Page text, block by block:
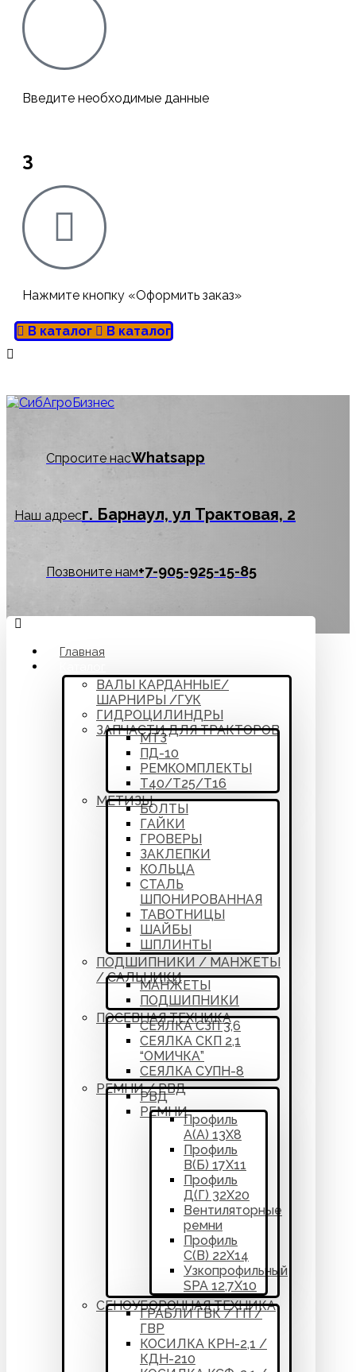
Введите необходимые данные
3
Нажмите кнопку «Оформить заказ»
В каталог В каталог
Спросите насWhatsapp
Наш адресг. Барнаул, ул Трактовая, 2
Позвоните нам‪+7-905-925-15-85
Главная
ВАЛЫ КАРДАННЫЕ/
ШАРНИРЫ /ГУК
ГИДРОЦИЛИНДРЫ
ЗАПЧАСТИ ДЛЯ ТРАКТОРОВ
МТЗ
ПД-10
РЕМКОМПЛЕКТЫ
Т40/Т25/Т16
МЕТИЗЫ
БОЛТЫ
ГАЙКИ
ГРОВЕРЫ
ЗАКЛЕПКИ
КОЛЬЦА
СТАЛЬ
ШПОНИРОВАННАЯ
ТАВОТНИЦЫ
ШАЙБЫ
ШПЛИНТЫ
ПОДШИПНИКИ / МАНЖЕТЫ
/ САЛЬНИКИ
МАНЖЕТЫ
ПОДШИПНИКИ
ПОСЕВНАЯ ТЕХНИКА
СЕЯЛКА СЗП 3,6
СЕЯЛКА СКП 2,1
“ОМИЧКА”
СЕЯЛКА СУПН-8
РЕМНИ / РВД
РВД
РЕМНИ
Профиль
А(А) 13Х8
Профиль
В(Б) 17Х11
Профиль
Д(Г) 32Х20
Вентиляторные
ремни
Профиль
С(В) 22Х14
Узкопрофильный
SPA 12,7Х10
СЕНОУБОРОЧНАЯ ТЕХНИКА
ГРАБЛИ ГВК / ГП /
ГВР
КОСИЛКА КРН-2,1 /
КДН-210